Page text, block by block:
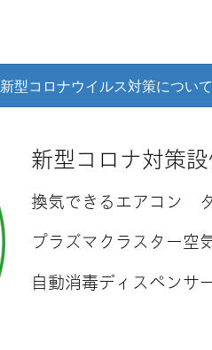
新型コロナウイルス対策について